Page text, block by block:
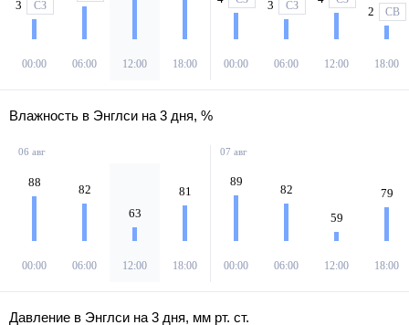
3 СЗ
00:00 06:00 12:00 18:00 00:00
3 СЗ
06:00 12:00
2 СВ
18:00
Влажность в Энглси на 3 дня, %
06 авг
88
00:00
82
06:00
63
12:00
81
18:00
07 авг
89
00:00
82
06:00
59
12:00
79
18:00
Давление в Энглси на 3 дня, мм рт. ст.